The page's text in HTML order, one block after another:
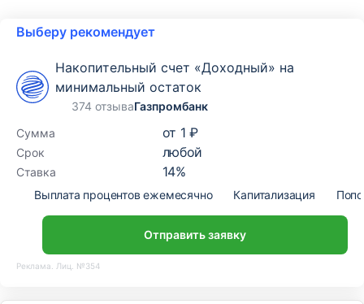
Выберу рекомендует
Накопительный счет «Доходный» на
минимальный остаток
374 отзываГазпромбанк
Сумма
от 1 ₽
Срок любой
Ставка 14%
Выплата процентов ежемесячно Капитализация
Отправить заявку
Реклама. Лиц. №354